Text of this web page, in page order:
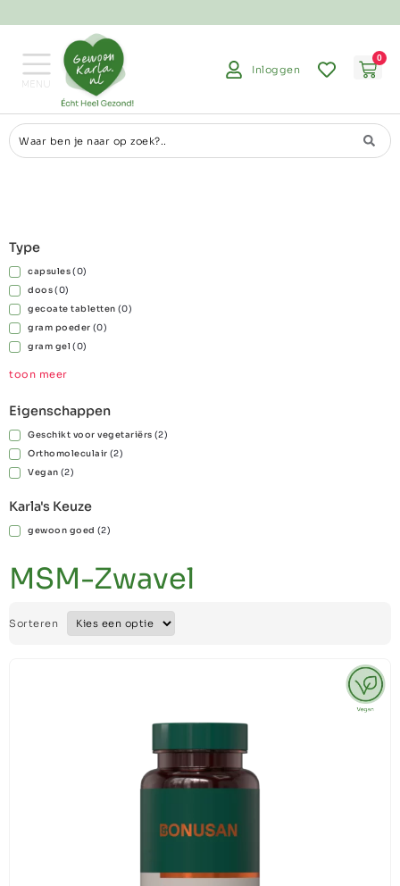
Inloggen
0
Type
capsules(0)
doos(0)
gecoate tabletten (0)
gram poeder (0)
gram gel (0)
toon meer
Eigenschappen
Geschikt voor vegetariërs (2)
Orthomoleculair (2)
Vegan (2)
Karla's Keuze
gewoon goed (2)
MSM-Zwavel
Sorteren